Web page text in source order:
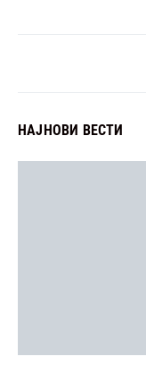
НАЈНОВИ ВЕСТИ